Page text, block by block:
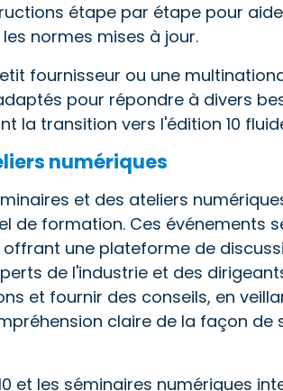
étape par étape pour
normes mises à jour.
fournisseur ou une
pour répondre à divers
la transition vers l'édition 10
numériques
et des ateliers
de formation. Ces événements
une plateforme de
de l'industrie et des
et fournir des conseils, en
claire de la façon de
et les séminaires numériques